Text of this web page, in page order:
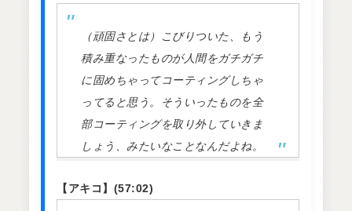
（頑固さとは）こびりついた、もう
積み重なったものが人間をガチガチ
に固めちゃってコーティングしちゃ
ってると思う。そういったものを全
部コーティングを取り外していきま
しょう、みたいなことなんだよね。
【アキコ】(57:02)